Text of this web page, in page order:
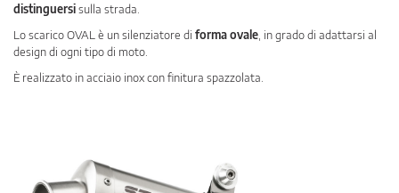
distinguersisulla strada.
Lo scarico OVAL è un silenziatore di forma ovale , in grado di adattarsi al
design di ogni tipo di moto.
È realizzato in acciaio inox con finitura spazzolata.